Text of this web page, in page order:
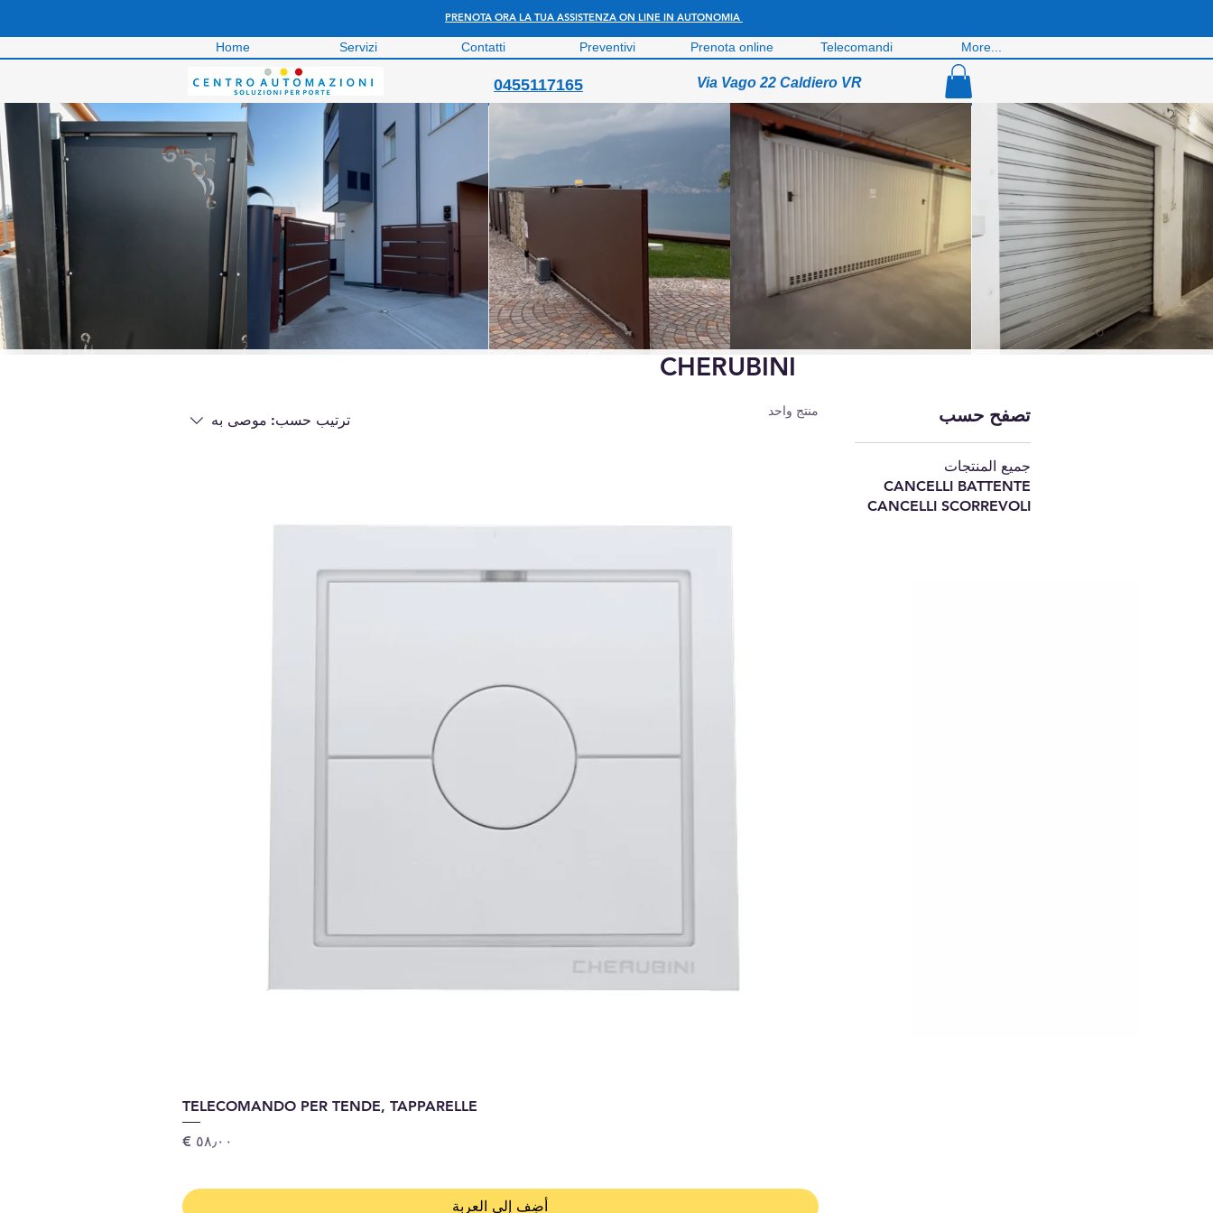
PRENOTA ORA LA TUA ASSISTENZA ON LINE IN AUTONOMIA
Home Servizi Contatti Preventivi Prenota online Telecomandi More...
0455117165 Via Vago 22 Caldiero VR
CHERUBINI
تصفح حسب
جميع المنتجات
CANCELLI BATTENTE
CANCELLI SCORREVOLI
منتج واحد
ترتيب حسب: موصى به
TELECOMANDO PER TENDE, TAPPARELLE
السعر
أضِف إلى العربة